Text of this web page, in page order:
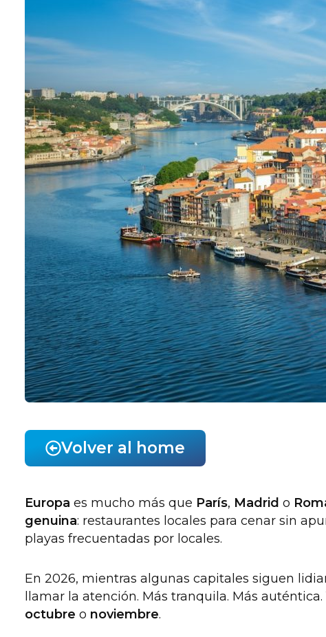
Volver al home
Europa es mucho más que París, Madrid o
genuina: restaurantes locales para cenar sin
playas frecuentadas por locales.
En 2026, mientras algunas capitales siguen
llamar la atención. Más tranquila. Más auténtica.
octubre o noviembre.